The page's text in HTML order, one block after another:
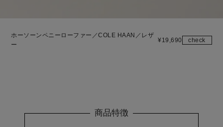
ホーソーンペニーローファー／COLE HAAN／レザ
ー
¥19,690 check
商品特徴